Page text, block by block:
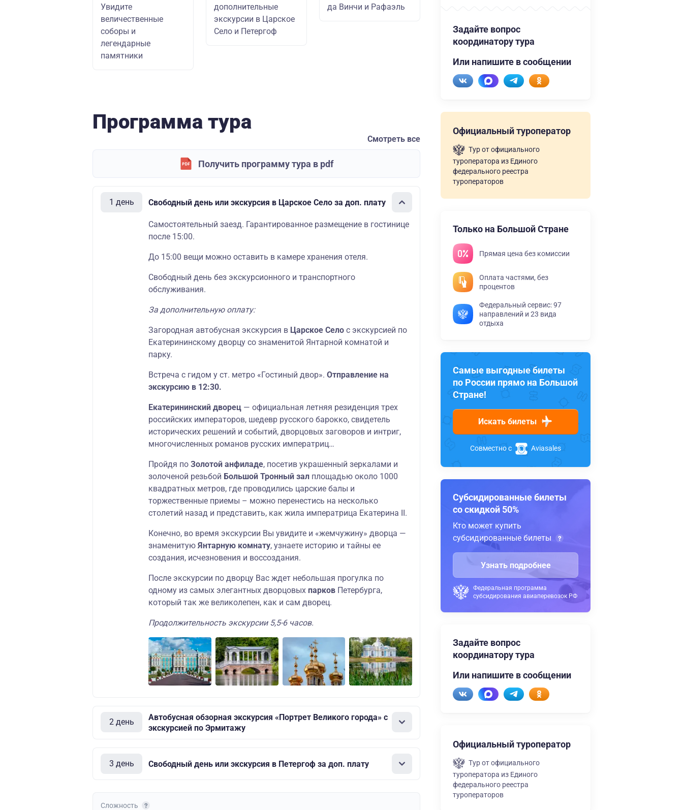
Увидите
величественные
соборы и
легендарные
памятники
дополнительные
экскурсии в Царское
Село и Петергоф
да Винчи и Рафаэль
Программа тура
Смотреть все
Получить программу тура в pdf
1 день Свободный день или экскурсия в Царское Село за доп. плату
Самостоятельный заезд. Гарантированное размещение в гостинице
после 15:00.
До 15:00 вещи можно оставить в камере хранения отеля.
Свободный день без экскурсионного и транспортного
обслуживания.
За дополнительную оплату:
Загородная автобусная экскурсия в Царское Село с экскурсией по
Екатерининскому дворцу со знаменитой Янтарной комнатой и
парку.
Встреча с гидом у ст. метро «Гостиный двор». Отправление на
экскурсию в 12:30.
Екатерининский дворец — официальная летняя резиденция трех
российских императоров, шедевр русского барокко, свидетель
исторических решений и событий, дворцовых заговоров и интриг,
многочисленных романов русских императриц…
Пройдя по Золотой анфиладе, посетив украшенный зеркалами и
золоченой резьбой Большой Тронный зал площадью около 1000
квадратных метров, где проводились царские балы и
торжественные приемы – можно перенестись на несколько
столетий назад и представить, как жила императрица Екатерина II.
Конечно, во время экскурсии Вы увидите и «жемчужину» дворца —
знаменитую Янтарную комнату, узнаете историю и тайны ее
создания, исчезновения и воссоздания.
После экскурсии по дворцу Вас ждет небольшая прогулка по
одному из самых элегантных дворцовых парков Петербурга,
который так же великолепен, как и сам дворец.
Продолжительность экскурсии 5,5-6 часов.
2 день
Автобусная обзорная экскурсия «Портрет Великого города» с
экскурсией по Эрмитажу
3 день Свободный день или экскурсия в Петергоф за доп. плату
Сложность
Задайте вопрос
координатору тура
Или напишите в сообщении
Официальный туроператор
Тур от официального
туроператора из Единого
федерального реестра
туроператоров
Только на Большой Стране
Прямая цена без комиссии
Оплата частями, без
процентов
Федеральный сервис: 97
направлений и 23 вида
отдыха
Самые выгодные билеты
по России прямо на Большой
Стране!
Искать билеты
Совместно с Aviasales
Субсидированные билеты
со скидкой 50%
Кто может купить
субсидированные билеты
Узнать подробнее
Федеральная программа
субсидирования авиаперевозок РФ
Задайте вопрос
координатору тура
Или напишите в сообщении
Официальный туроператор
Тур от официального
туроператора из Единого
федерального реестра
туроператоров